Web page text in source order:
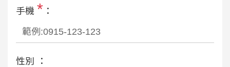
手機 * ：
性別 ：